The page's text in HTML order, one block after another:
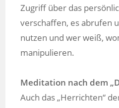
Zugriff über das
verschaffen, es abrufen
nutzen und wer weiß,
manipulieren.
Meditation nach dem
Auch das „Herrichten“